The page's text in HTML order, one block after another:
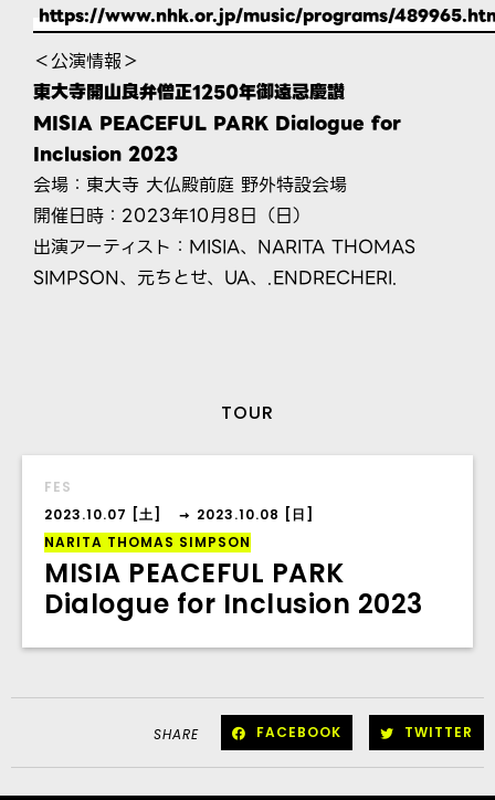
https://www.nhk.or.jp/music/programs/
＜公演情報＞
東大寺開山良弁僧正1250年御遠忌慶讃
MISIA PEACEFUL PARK Dialogue for
Inclusion 2023
会場：東大寺 大仏殿前庭 野外特設会場
開催日時：2023年10月8日（日）
出演アーティスト：MISIA、NARITA THOMAS
SIMPSON、元ちとせ、UA、.ENDRECHERI.
TOUR
FES
2023.10.07 [土]
→ 2023.10.08 [日]
NARITA THOMAS SIMPSON
MISIA PEACEFUL PARK
Dialogue for Inclusion 2023
SHARE FACEBOOK TWITTER